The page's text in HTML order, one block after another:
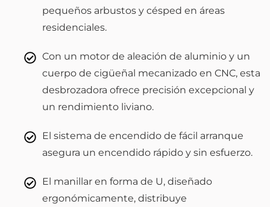
pequeños arbustos y césped en áreas
residenciales.
Con un motor de aleación de aluminio y un
cuerpo de cigüeñal mecanizado en CNC, esta
desbrozadora ofrece precisión excepcional y
un rendimiento liviano.
El sistema de encendido de fácil arranque
asegura un encendido rápido y sin esfuerzo.
El manillar en forma de U, diseñado
ergonómicamente, distribuye